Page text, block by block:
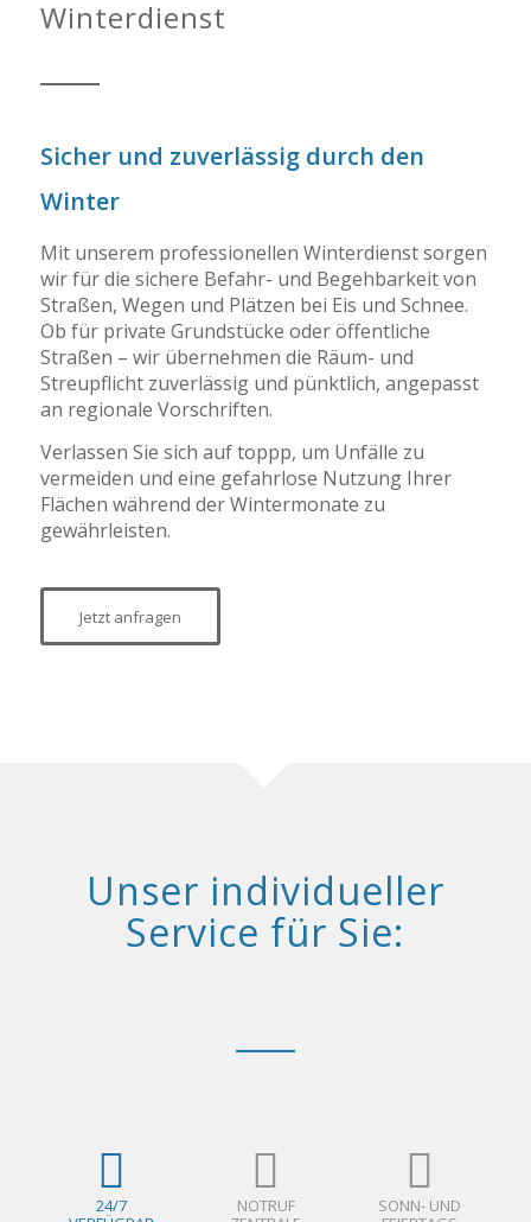
Winterdienst
Sicher und zuverlässig durch den
Winter
Mit unserem professionellen Winterdienst sorgen
wir für die sichere Befahr- und Begehbarkeit von
Straßen, Wegen und Plätzen bei Eis und Schnee.
Ob für private Grundstücke oder öffentliche
Straßen – wir übernehmen die Räum- und
Streupflicht zuverlässig und pünktlich, angepasst
an regionale Vorschriften.
Verlassen Sie sich auf toppp, um Unfälle zu
vermeiden und eine gefahrlose Nutzung Ihrer
Flächen während der Wintermonate zu
gewährleisten.
Jetzt anfragen
Unser individueller
Service für Sie:
24/7
NOTRUF
SONN- UND